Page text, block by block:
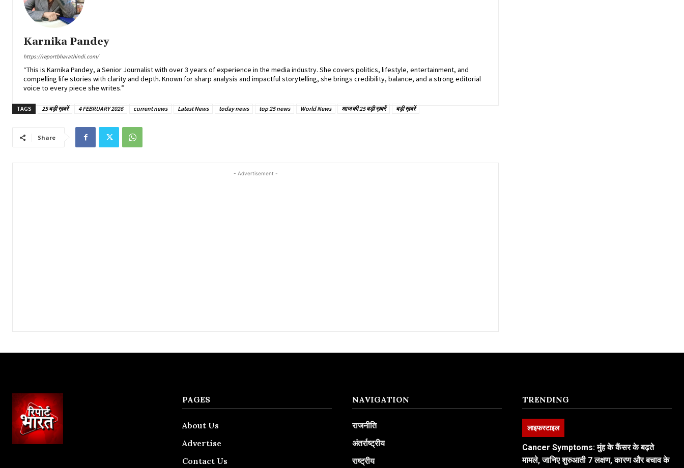
Karnika Pandey
https://reportbharathindi.com/
“This is Karnika Pandey, a Senior Journalist with over 3 years of experience in the media industry. She covers politics, lifestyle, entertainment, and
compelling life stories with clarity and depth. Known for sharp analysis and impactful storytelling, she brings credibility, balance, and a strong editorial
voice to every piece she writes.”
TAGS 25 बड़ी ख़बरें 4 FEBRUARY 2026 current news Latest News today news top 25 news World News आज की 25 बड़ी ख़बरें बड़ी ख़बरें
Share
- Advertisement -
PAGES
About Us
Advertise
Contact Us
NAVIGATION
राजनीति
अंतर्राष्ट्रीय
राष्ट्रीय
TRENDING
लाइफस्टाइल
Cancer Symptoms: मुंह के कैंसर के बढ़ते
मामले, जानिए शुरुआती 7 लक्षण, कारण और बचाव के